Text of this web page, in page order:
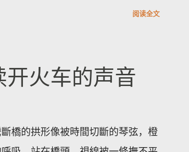
冷光；我心里有一种被忽略的幸
面目，星空像个老人的网，细密而
阅读全文
火车的声音
橋的拱形像被時間切斷的琴弦，橙